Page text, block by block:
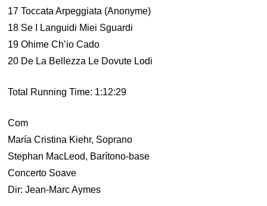
17 Toccata Arpeggiata (Anonyme)
18 Se I Languidi Miei Sguardi
19 Ohime Ch’io Cado
20 De La Bellezza Le Dovute Lodi
Total Running Time: 1:12:29
Com
María Cristina Kiehr, Soprano
Stephan MacLeod, Barítono-base
Concerto Soave
Dir: Jean-Marc Aymes